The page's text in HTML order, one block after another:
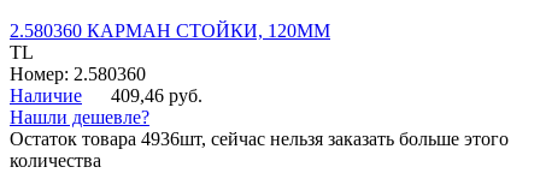
2.580360 КАРМАН СТОЙКИ, 120ММ
TL
Номер: 2.580360
Наличие
409,46 руб.
Нашли дешевле?
Остаток товара 4936шт, сейчас нельзя заказать больше этого
количества